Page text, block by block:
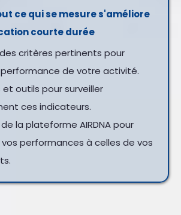
ce qui se mesure s'améliore
courte durée
critères pertinents pour
de votre activité.
outils pour surveiller
ces indicateurs.
la plateforme AIRDNA pour
performances à celles de vos